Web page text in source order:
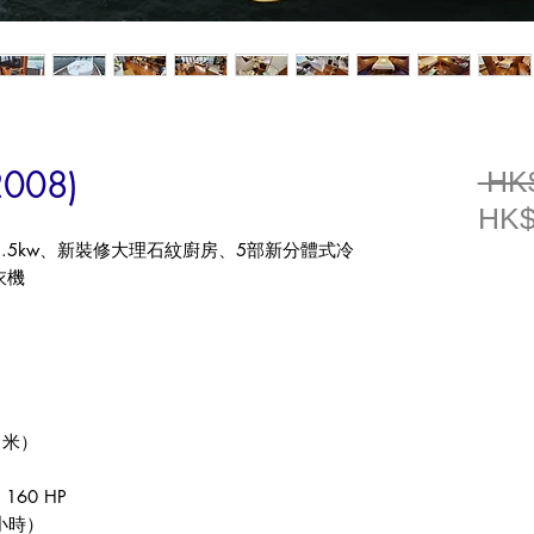
、新裝修大理石紋廚房、 5部新分體式冷
機
）
HP
）